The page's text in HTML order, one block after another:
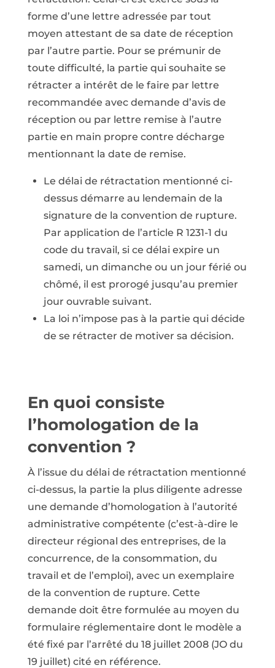
forme d’une lettre adressée par tout
moyen attestant de sa date de réception
par l’autre partie. Pour se prémunir de
toute difficulté, la partie qui souhaite se
rétracter a intérêt de le faire par lettre
recommandée avec demande d’avis de
réception ou par lettre remise à l’autre
partie en main propre contre décharge
mentionnant la date de remise.
Le délai de rétractation mentionné ci-
dessus démarre au lendemain de la
signature de la convention de rupture.
Par application de l’article R 1231-1 du
code du travail, si ce délai expire un
samedi, un dimanche ou un jour férié ou
chômé, il est prorogé jusqu’au premier
jour ouvrable suivant.
La loi n’impose pas à la partie qui décide
de se rétracter de motiver sa décision.
En quoi consiste
l’homologation de la
convention ?
À l’issue du délai de rétractation mentionné
ci-dessus, la partie la plus diligente adresse
une demande d’homologation à l’autorité
administrative compétente (c’est-à-dire le
directeur régional des entreprises, de la
concurrence, de la consommation, du
travail et de l’emploi), avec un exemplaire
de la convention de rupture. Cette
demande doit être formulée au moyen du
formulaire réglementaire dont le modèle a
été fixé par l’arrêté du 18 juillet 2008 (JO du
19 juillet) cité en référence.